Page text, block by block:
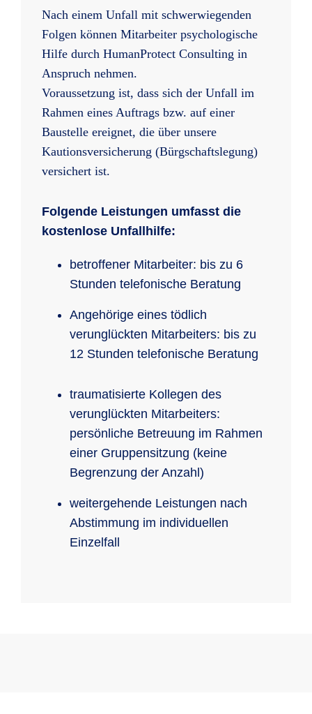
Nach einem Unfall mit schwerwiegenden
Folgen können Mitarbeiter psychologische
Hilfe durch HumanProtect Consulting in
Anspruch nehmen.
Voraussetzung ist, dass sich der Unfall im
Rahmen eines Auftrags bzw. auf einer
Baustelle ereignet, die über unsere
Kautionsversicherung (Bürgschaftslegung)
versichert ist.
Folgende Leistungen umfasst die
kostenlose Unfallhilfe:
betroffener Mitarbeiter: bis zu 6
Stunden telefonische Beratung
Angehörige eines tödlich
verunglückten Mitarbeiters: bis zu
12 Stunden telefonische Beratung
traumatisierte Kollegen des
verunglückten Mitarbeiters:
persönliche Betreuung im Rahmen
einer Gruppensitzung (keine
Begrenzung der Anzahl)
weitergehende Leistungen nach
Abstimmung im individuellen
Einzelfall